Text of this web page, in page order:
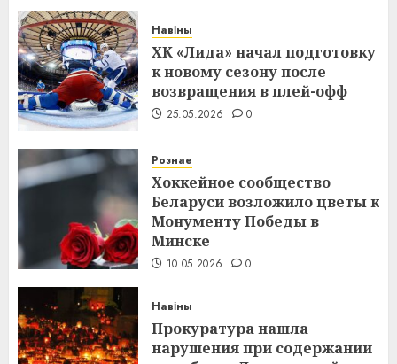
Навіны
ХК «Лида» начал подготовку
к новому сезону после
возвращения в плей-офф
25.05.2026 0
Рознае
Хоккейное сообщество
Беларуси возложило цветы к
Монументу Победы в
Минске
10.05.2026 0
Навіны
Прокуратура нашла
нарушения при содержании